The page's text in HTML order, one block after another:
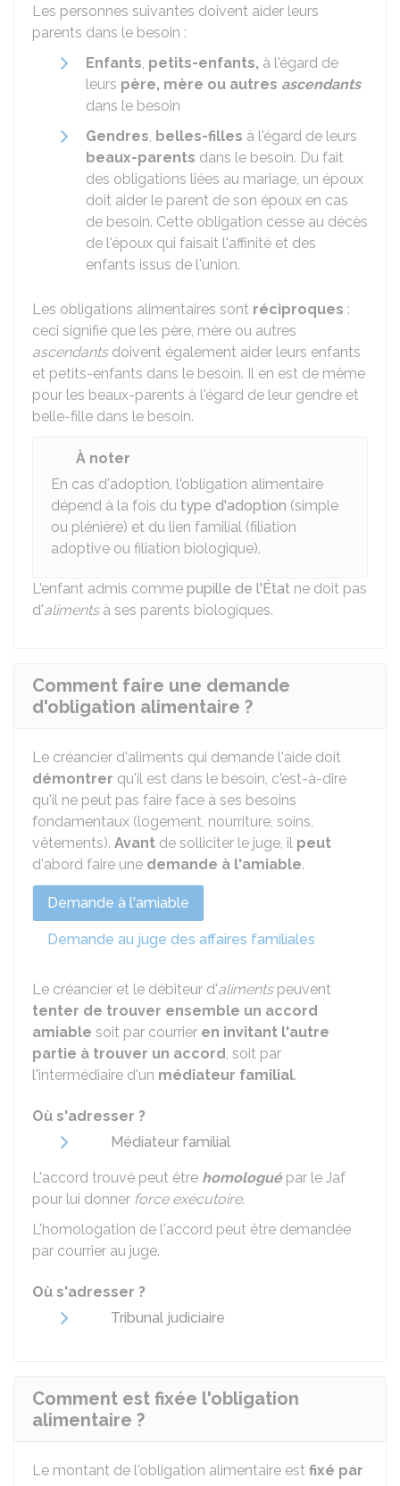
Les personnes suivantes doivent aider leurs
parents dans le besoin :
Enfants, petits-enfants, à l'égard de
leurs père, mère ou autres ascendants
dans le besoin
Gendres, belles-filles à l'égard de leurs
beaux-parents dans le besoin. Du fait
des obligations liées au mariage, un époux
doit aider le parent de son époux en cas
de besoin. Cette obligation cesse au décès
de l'époux qui faisait l'affinité et des
enfants issus de l'union.
Les obligations alimentaires sont réciproques :
ceci signifie que les père, mère ou autres
ascendantsdoivent également aider leurs enfants
et petits-enfants dans le besoin. Il en est de même
pour les beaux-parents à l'égard de leur gendre et
belle-fille dans le besoin.
À noter
En cas d'adoption, l'obligation alimentaire
dépend à la fois du type d'adoption (simple
ou plénière) et du lien familial (filiation
adoptive ou filiation biologique).
L'enfant admis comme pupille de l'État ne doit pas
d'alimentsà ses parents biologiques.
Comment faire une demande
d'obligation alimentaire ?
Le créancier d'aliments qui demande l'aide doit
démontrer qu'il est dans le besoin, c'est-à-dire
qu'il ne peut pas faire face à ses besoins
fondamentaux (logement, nourriture, soins,
vêtements). Avant de solliciter le juge, il peut
d'abord faire une demande à l'amiable.
Demande à l'amiable
Demande au juge des affaires familiales
Le créancier et le débiteur d'alimentspeuvent
tenter de trouver ensemble un accord
amiable soit par courrier en invitant l'autre
partie à trouver un accord, soit par
l'intermédiaire d'un médiateur familial.
Où s'adresser ?
Médiateur familial
L'accord trouvé peut être homologué par le Jaf
pour lui donner force exécutoire.
L'homologation de l'accord peut être demandée
par courrier au juge.
Où s'adresser ?
Tribunal judiciaire
Comment est fixée l'obligation
alimentaire ?
Le montant de l'obligation alimentaire est fixé par